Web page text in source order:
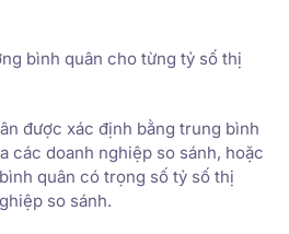
bình quân cho từng tỷ số thị
được xác định bằng trung bình
các doanh nghiệp so sánh, hoặc
quân có trọng số tỷ số thị
so sánh.